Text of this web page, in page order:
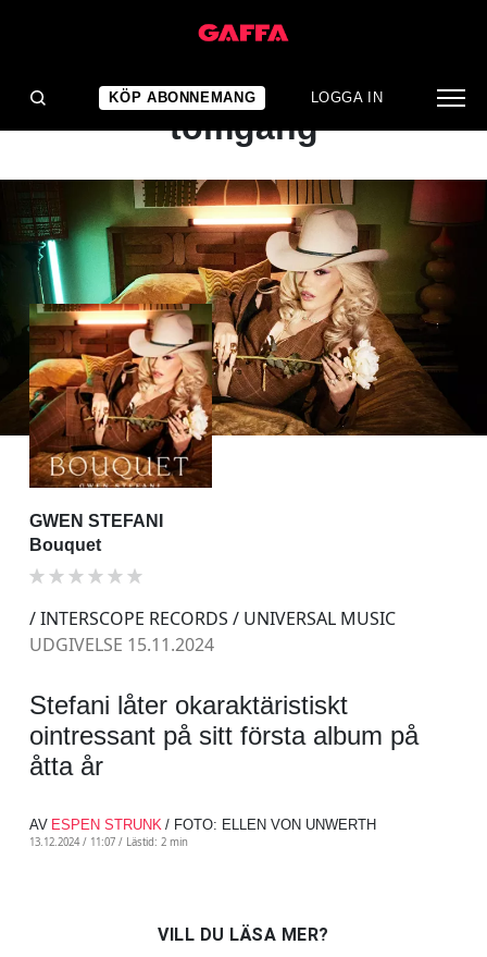
KÖP ABONNEMANG LOGGA IN
ALBUMRECENSION
Med yachtens motor på
tomgång
GWEN STEFANI
Bouquet
/ INTERSCOPE RECORDS / UNIVERSAL MUSIC
UDGIVELSE 15.11.2024
Stefani låter okaraktäristiskt
ointressant på sitt första album på
åtta år
AV ESPEN STRUNK / FOTO: ELLEN VON UNWERTH
13.12.2024 / 11:07 / Lästid: 2 min
VILL DU LÄSA MER?